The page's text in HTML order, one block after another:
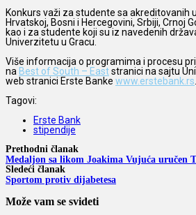
Konkurs važi za studente sa akreditovanih
Hrvatskoj, Bosni i Hercegovini, Srbiji, Crnoj
kao i za studente koji su iz navedenih
Univerzitetu u Gracu.
Više informacija o programima i procesu
na Best of South – Eaststranici na sajtu
web stranici Erste Banke www.erstebank.rs
Tagovi:
Erste Bank
stipendije
Prethodni članak
Medaljon sa likom Joakima Vujuća uručen
Sledeći članak
Sportom protiv dijabetesa
Može vam se svideti